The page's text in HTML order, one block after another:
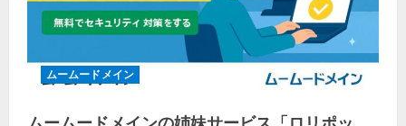
さ
か
ら
を
守
る
ムームードメイン